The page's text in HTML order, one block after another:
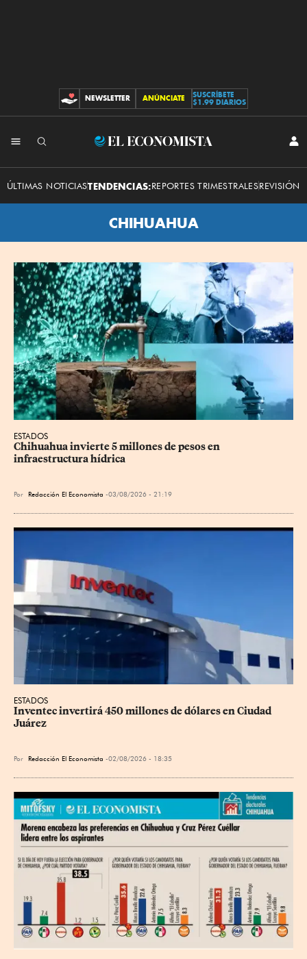
CONTRIBUCIONES
NEWSLETTER ANÚNCIATE
SUSCRÍBETE
$1.99 DIARIOS
El
Economista
ÚLTIMAS NOTICIASTENDENCIAS:REPORTES TRIMESTRALESREVISIÓN
CHIHUAHUA
ESTADOS
Chihuahua invierte 5 millones de pesos en
infraestructura hídrica
Por Redacción El Economista 03/08/2026 - 21:19
ESTADOS
Inventec invertirá 450 millones de dólares en Ciudad
Juárez
Por Redacción El Economista 02/08/2026 - 18:35